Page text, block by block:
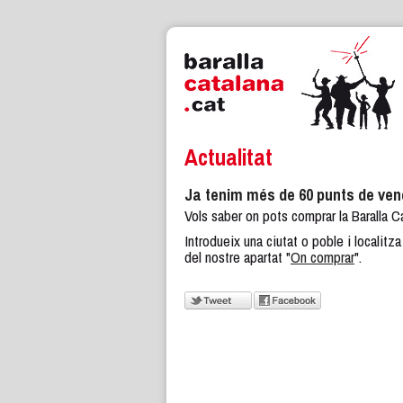
Actualitat
Ja tenim més de 60 punts de
Vols saber on pots comprar la Baralla
Introdueix una ciutat o poble i
del nostre apartat "On comprar".